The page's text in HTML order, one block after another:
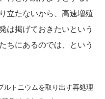
立たないから、高速増殖
は掲げておきたいという
ちにあるのでは、という
トニウムを取り出す再処理